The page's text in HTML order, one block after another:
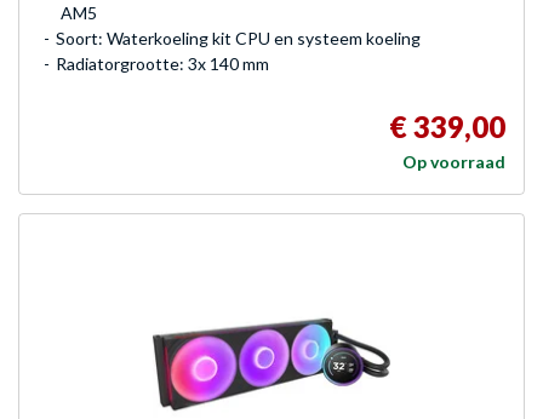
AM5
Soort: Waterkoeling kit CPU en systeem koeling
Radiatorgrootte: 3x 140 mm
€ 339,00
Op voorraad